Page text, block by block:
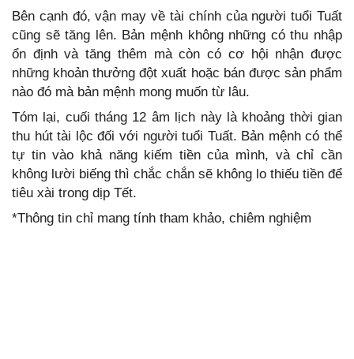
Bên cạnh đó, vận may về tài chính của người tuổi Tuất
cũng sẽ tăng lên. Bản mệnh không những có thu nhập
ổn định và tăng thêm mà còn có cơ hội nhận được
những khoản thưởng đột xuất hoặc bán được sản phẩm
nào đó mà bản mệnh mong muốn từ lâu.
Tóm lại, cuối tháng 12 âm lịch này là khoảng thời gian
thu hút tài lộc đối với người tuổi Tuất. Bản mệnh có thể
tự tin vào khả năng kiếm tiền của mình, và chỉ cần
không lười biếng thì chắc chắn sẽ không lo thiếu tiền để
tiêu xài trong dịp Tết.
*Thông tin chỉ mang tính tham khảo, chiêm nghiệm